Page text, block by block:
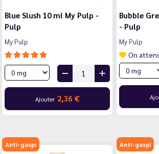
Blue Slush 10 ml My Pulp -
Pulp
My Pulp
Ajouter 2,36 €
Bubble
- Pulp
My Pulp
On
Anti-gaspi Anti-gaspi